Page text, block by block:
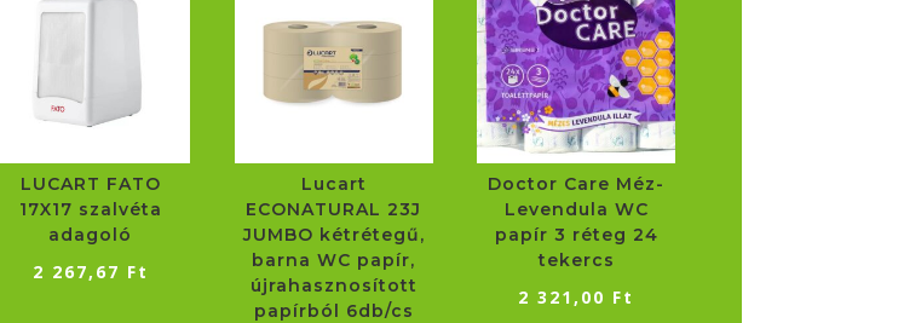
LUCART FATO
17X17 szalvéta
adagoló
2 267,67 Ft
Lucart
ECONATURAL 23J
JUMBO kétrétegű,
barna WC papír,
újrahasznosított
papírból 6db/cs
Doctor Care Méz-
Levendula WC
papír 3 réteg 24
tekercs
2 321,00 Ft